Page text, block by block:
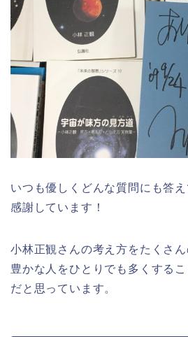
いつも優しくどんな質問にも答
感謝しています！
小林正観さんの考え方をたくさん
豊かな人をひとりでも多くする
だと思っています。